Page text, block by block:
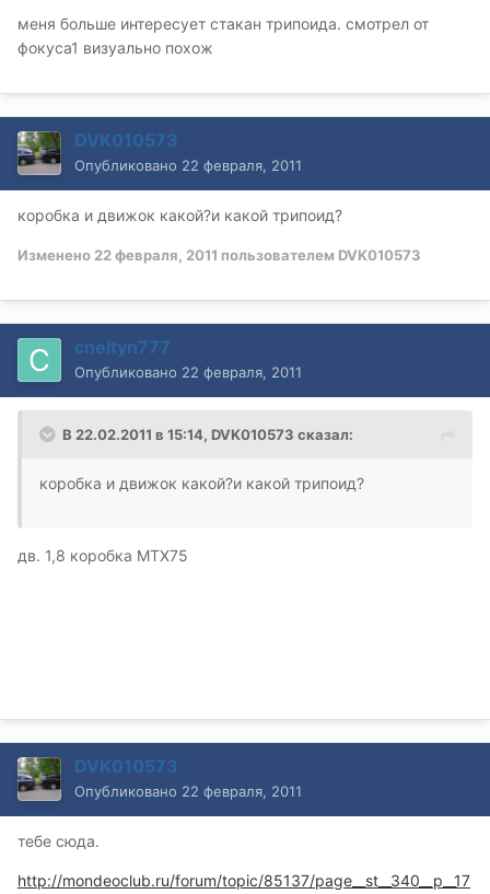
меня больше интересует стакан трипоида. смотрел от
фокуса1 визуально похож
DVK010573
Опубликовано 22 февраля, 2011
коробка и движок какой?и какой трипоид?
Изменено 22 февраля, 2011 пользователем DVK010573
cneltyn777
Опубликовано 22 февраля, 2011
В 22.02.2011 в 15:14, DVK010573 сказал:
коробка и движок какой?и какой трипоид?
дв. 1,8 коробка MTX75
DVK010573
Опубликовано 22 февраля, 2011
тебе сюда.
http://mondeoclub.ru/forum/topic/85137/page__st__340__p__17